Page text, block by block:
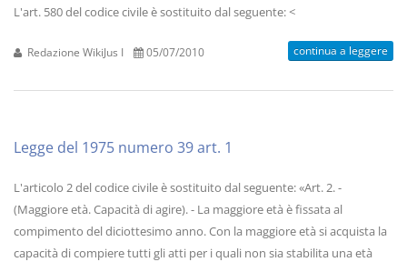
L'art. 580 del codice civile è sostituito dal seguente: <
Redazione WikiJus I 05/07/2010 continua a leggere
Legge del 1975 numero 39 art. 1
L'articolo 2 del codice civile è sostituito dal seguente: «Art. 2. -
(Maggiore età. Capacità di agire). - La maggiore età è fissata al
compimento del diciottesimo anno. Con la maggiore età si acquista la
capacità di compiere tutti gli atti per i quali non sia stabilita una età